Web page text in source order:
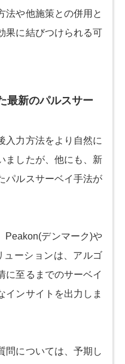
法や他施策との併用と
果に結びつけられる可
最新のパルスサー
入力方法をより自然に
ましたが、他にも、新
パルスサーベイ手法が
Peakon(デンマーク)や
ューションは、アルゴ
に至るまでのサーベイ
インサイトを出力しま
問については、予期し